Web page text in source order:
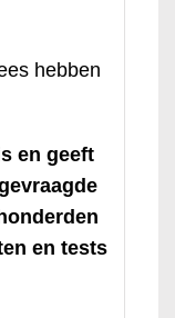
hebben
en geeft
en tests